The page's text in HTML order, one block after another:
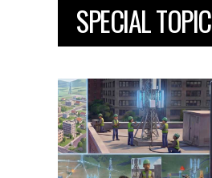
SPECIAL TOPIC